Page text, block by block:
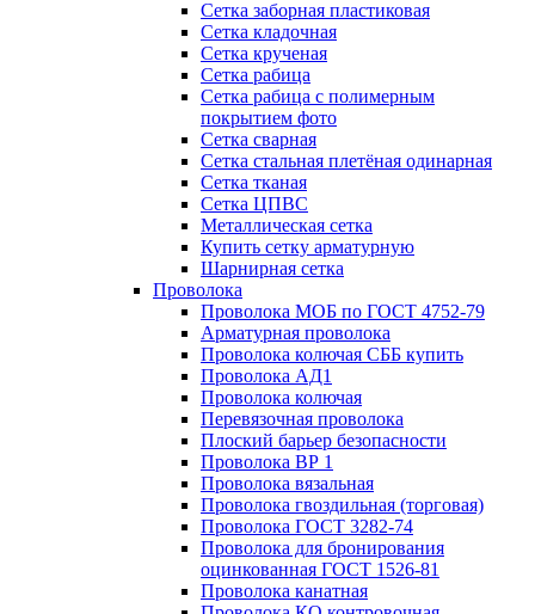
Сетка заборная пластиковая
Сетка кладочная
Сетка крученая
Сетка рабица
Сетка рабица с полимерным
покрытием фото
Сетка сварная
Сетка стальная плетёная одинарная
Сетка тканая
Сетка ЦПВС
Металлическая сетка
Купить сетку арматурную
Шарнирная сетка
Проволока
Проволока МОБ по ГОСТ 4752-79
Арматурная проволока
Проволока колючая СББ купить
Проволока АД1
Проволока колючая
Перевязочная проволока
Плоский барьер безопасности
Проволока ВР 1
Проволока вязальная
Проволока гвоздильная (торговая)
Проволока ГОСТ 3282-74
Проволока для бронирования
оцинкованная ГОСТ 1526-81
Проволока канатная